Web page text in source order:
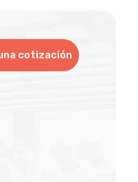
cotización